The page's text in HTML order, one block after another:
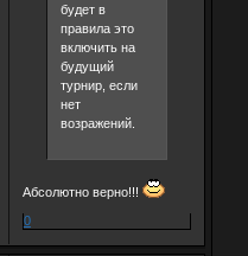
будет в
правила это
включить на
будущий
турнир, если
нет
возражений.
Абсолютно верно!!!
0